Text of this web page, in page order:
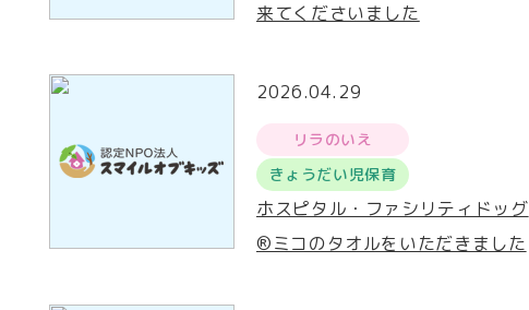
来てくださいました
2026.04.29
リラのいえ
きょうだい児保育
ホスピタル・ファシリティドッグ
®ミコのタオルをいただきました